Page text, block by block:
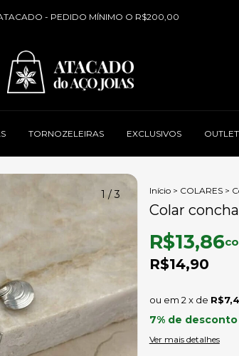
- PEDIDO MÍNIMO O R$200,00
TORNOZELEIRAS EXCLUSIVOS OUTLET
1 /3 Início > COLARES >
Colar
R$14,90
R$13,86
2 x de
7% de desconto
Ver mais detalhes